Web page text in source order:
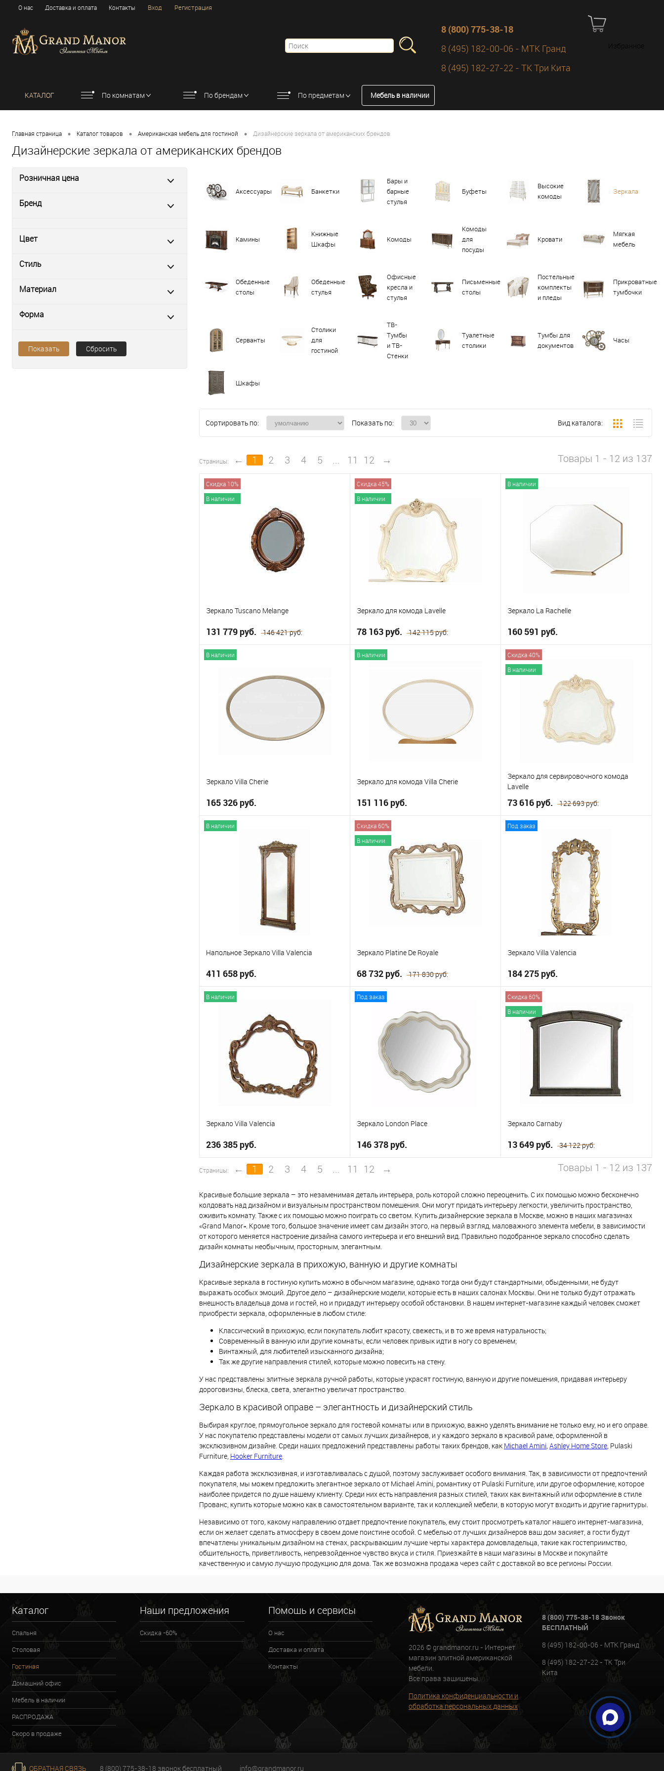
О нас Доставка и оплата Контакты Вход Регистрация
8 (800) 775-38-18
8 (495) 182-00-06 - МТК Гранд
8 (495) 182-27-22 - ТК Три Кита
Избранное
КАТАЛОГ По комнатам По брендам По предметам Мебель в наличии
Главная страница • Каталог товаров • Американская мебель для гостиной • Дизайнерские зеркала от американских брендов
Дизайнерские зеркала от американских брендов
Розничная цена
Бренд
Цвет
Стиль
Материал
Форма
Показать Сбросить
Аксессуары Банкетки
Бары и
барные
стулья
Буфеты
Высокие
комоды
Зеркала
Камины
Книжные
Шкафы
Комоды
Комоды
для
посуды
Кровати
Мягкая
мебель
Обеденные
столы
Обеденные
стулья
Офисные
кресла и
стулья
Письменные
столы
Постельные
комплекты
и пледы
Прикроватные
тумбочки
Серванты
Столики
для
гостиной
ТВ-
Тумбы
и ТВ-
Стенки
Туалетные
столики
Тумбы для
документов
Часы
Шкафы
Сортировать по: Показать по: Вид каталога:
Товары 1 - 12 из 137
Страницы: ← 1 2 3 4 5 ... 11 12 →
Скидка 10%
В наличии
Зеркало Tuscano Melange
131 779 руб. 146 421 руб.
В избранное
Скидка 45%
В наличии
Зеркало для комода Lavelle
78 163 руб. 142 115 руб.
В избранное
В наличии
Зеркало La Rachelle
160 591 руб.
В избранное
В наличии
Зеркало Villa Cherie
165 326 руб.
В наличии
Зеркало для комода Villa Cherie
151 116 руб.
В избранное
Скидка 40%
В наличии
Зеркало для сервировочного комода
Lavelle
73 616 руб. 122 693 руб.
В избранное
В наличии
Напольное Зеркало Villa Valencia
411 658 руб.
В избранное
Скидка 60%
В наличии
Зеркало Platine De Royale
68 732 руб. 171 830 руб.
В избранное
Под заказ
Зеркало Villa Valencia
184 275 руб.
В наличии
Зеркало Villa Valencia
236 385 руб.
В корзину
В избранное
Под заказ
Зеркало London Place
146 378 руб.
В избранное
Скидка 60%
В наличии
Зеркало Carnaby
13 649 руб. 34 122 руб.
В корзину
В избранное
Товары 1 - 12 из 137
Страницы: ← 1 2 3 4 5 ... 11 12 →
Красивые большие зеркала – это незаменимая деталь интерьера, роль которой сложно переоценить. С их помощью можно бесконечно
колдовать над дизайном и визуальным пространством помещения. Они могут придать интерьеру легкости, увеличить пространство,
оживить комнату. Также с их помощью можно поиграть со светом. Купить дизайнерские зеркала в Москве, можно в наших магазинах
«Grand Manor». Кроме того, большое значение имеет сам дизайн этого, на первый взгляд, маловажного элемента мебели, в зависимости
от которого меняется настроение дизайна самого интерьера и его внешний вид. Правильно подобранное зеркало способно сделать
дизайн комнаты необычным, просторным, элегантным.
Дизайнерские зеркала в прихожую, ванную и другие комнаты
Красивые зеркала в гостиную купить можно в обычном магазине, однако тогда они будут стандартными, обыденными, не будут
выражать особых эмоций. Другое дело – дизайнерские модели, которые есть в наших салонах Москвы. Они не только будут отражать
внешность владельца дома и гостей, но и придадут интерьеру особой обстановки. В нашем интернет-магазине каждый человек сможет
приобрести зеркала, оформленные в любом стиле:
Классический в прихожую, если покупатель любит красоту, свежесть, и в то же время натуральность;
Современный в ванную или другие комнаты, если человек привык идти в ногу со временем;
Винтажный, для любителей изысканного дизайна;
Так же другие направления стилей, которые можно повесить на стену.
У нас представлены элитные зеркала ручной работы, которые украсят гостиную, ванную и другие помещения, придавая интерьеру
дороговизны, блеска, света, элегантно увеличат пространство.
Зеркало в красивой оправе – элегантность и дизайнерский стиль
Выбирая круглое, прямоугольное зеркало для гостевой комнаты или в прихожую, важно уделять внимание не только ему, но и его оправе.
У нас покупателю представлены модели от самых лучших дизайнеров, и у каждого зеркало в красивой раме, оформленной в
эксклюзивном дизайне. Среди наших предложений представлены работы таких брендов, как Michael Amini Ashley Home Store , Pulaski
Furniture, Hooker Furniture
Каждая работа эксклюзивная, и изготавливалась с душой, поэтому заслуживает особого внимания. Так, в зависимости от предпочтений
покупателя, мы можем предложить элегантное зеркало от Michael Amini, романтику от Pulaski Furniture, или другое оформление, которое
наиболее придется по душе нашему клиенту. Среди них есть направления разных стилей, таких как винтажный или оформление в стиле
Прованс, купить которые можно как в самостоятельном варианте, так и коллекцией мебели, в которую могут входить и другие гарнитуры.
Независимо от того, какому направлению отдает предпочтение покупатель, ему стоит просмотреть каталог нашего интернет-магазина,
если он желает сделать атмосферу в своем доме поистине особой. С мебелью от лучших дизайнеров ваш дом засияет, а гости будут
впечатлены уникальным дизайном на стенах, раскрывающим лучшие черты характера домовладельца, такие как гостеприимство,
общительность, приветливость, непревзойденное чувство вкуса и стиля. Приезжайте в наши магазины в Москве и покупайте
качественную и самую лучшую продукцию для дома. Так же возможна продажа через сайт с доставкой во все регионы России.
Каталог
Спальня
Столовая
Гостиная
Домашний офис
Мебель в наличии
РАСПРОДАЖА
Скоро в продаже
Наши предложения
Скидка -60%
Помощь и сервисы
О нас
Доставка и оплата
Контакты
2026 © grandmanor.ru - Интернет
магазин элитной американской
мебели.
Все права защищены.
Политика конфиденциальности и
обработка персональных данных
8 (800) 775-38-18 Звонок
БЕСПЛАТНЫЙ
8 (495) 182-00-06 - МТК Гранд
8 (495) 182-27-22 - ТК Три
Кита
ОБРАТНАЯ СВЯЗЬ 8 (800) 775-38-18 звонок бесплатный info@grandmanor.ru